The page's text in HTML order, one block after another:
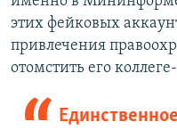
этих фейковых
привлечения
отомстить его